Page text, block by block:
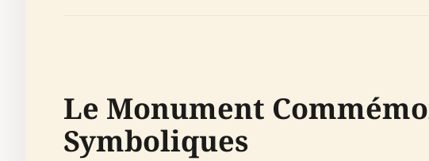
Le Monument
Symboliques